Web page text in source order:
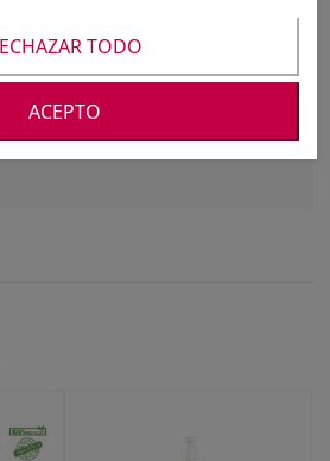
precios debes registrarte o
TODO
ACEPTO